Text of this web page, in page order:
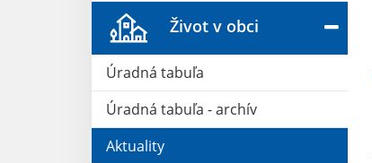
Život v obci
Úradná tabuľa
Úradná tabuľa - archív
Aktuality